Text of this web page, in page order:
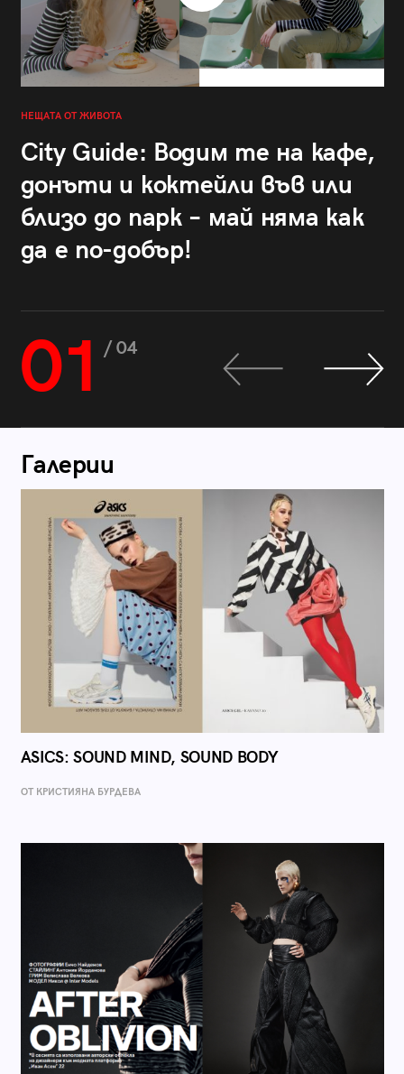
НЕЩАТА ОТ ЖИВОТА
City Guide: Водим те на кафе,
донъти и коктейли във или
близо до парк – май няма как
да е по-добър!
01 / 04
Галерии
ASICS: SOUND MIND, SOUND BODY
ОТ КРИСТИЯНА БУРДЕВА